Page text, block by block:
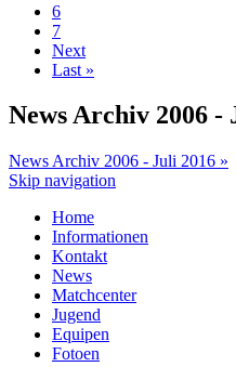
6
7
Next
Last »
News Archiv 2006 -
News Archiv 2006 - Juli 2016 »
Skip navigation
Home
Informationen
Kontakt
News
Matchcenter
Jugend
Equipen
Fotoen